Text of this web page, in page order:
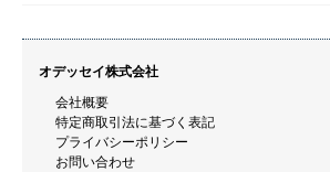
オデッセイ株式会社
会社概要
特定商取引法に基づく表記
プライバシーポリシー
お問い合わせ